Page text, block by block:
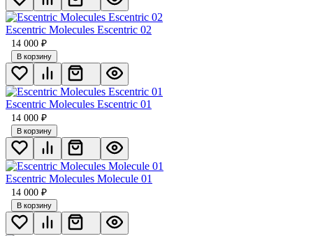
Escentric Molecules Escentric 02
14 000 ₽
В корзину
Escentric Molecules Escentric 01
14 000 ₽
В корзину
Escentric Molecules Molecule 01
14 000 ₽
В корзину